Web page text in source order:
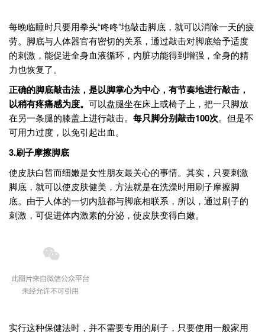
每晚临睡时只要用拳头“咚咚”地敲击脚底，就可以消除一天的疲
劳。脚底与人体器官有密切的关系，通过敲击对脚底给予适度
的刺激，能促进全身血液循环，内脏功能得到增强，全身的精
力也恢复了。
正确的脚底敲击法，是以脚掌心为中心，有节奏地进行敲击，
以稍有疼痛感为度。 可以盘腿坐在床上或椅子上，把一只脚放
在另一条腿的膝盖上进行敲击。 每只脚分别敲击100次。但是不
可用力过度，以免引起出血。
3.刷子摩擦脚底
使皮肤白皙而细嫩是女性朋友最关心的事情。其实，只要刺激
脚底，就可以使皮肤健美，方法就是在洗澡时用刷子摩擦脚
底。由于人体的一切内脏都与脚底相联系，所以，通过刷子的
刺激，可促进体内激素的分泌，使皮肤变得白嫩。
实行这种保健法时，并不需要专用的刷子，只要使用一般家用